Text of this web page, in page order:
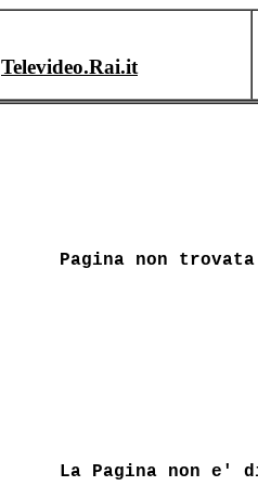
Televideo.Rai.it
Pagina non trovata
La Pagina non e'